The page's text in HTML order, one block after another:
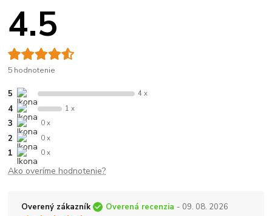
4.5
5 hodnotenie
5 4 x
4 1 x
3 0 x
2 0 x
1 0 x
Ako overíme hodnotenie?
Overený zákazník Overená recenzia - 09. 08. 2026